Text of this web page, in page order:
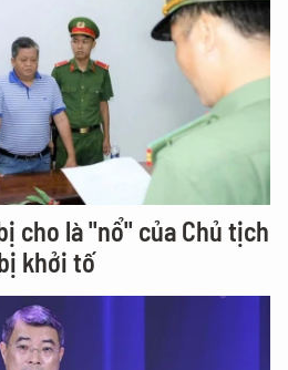
cho là "nổ" của Chủ tịch
khởi tố